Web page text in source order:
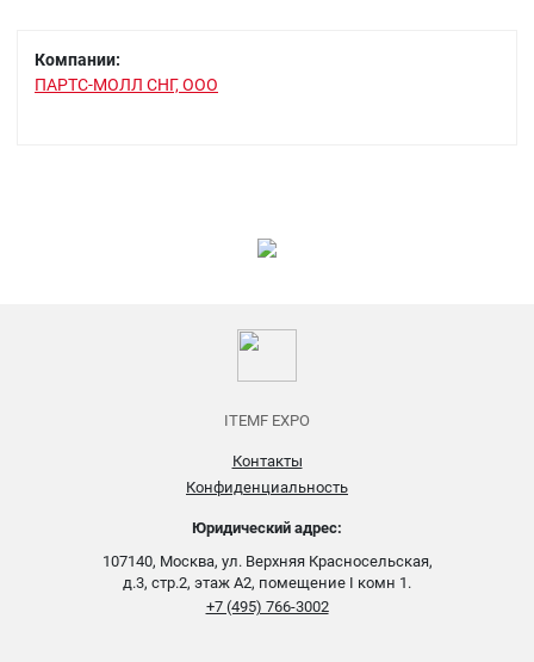
Компании:
ПАРТС-МОЛЛ СНГ, ООО
ITEMF EXPO
Контакты
Конфиденциальность
Юридический адрес:
107140, Москва, ул. Верхняя Красносельская,
д.3, стр.2, этаж А2, помещение I комн 1.
+7 (495) 766-3002